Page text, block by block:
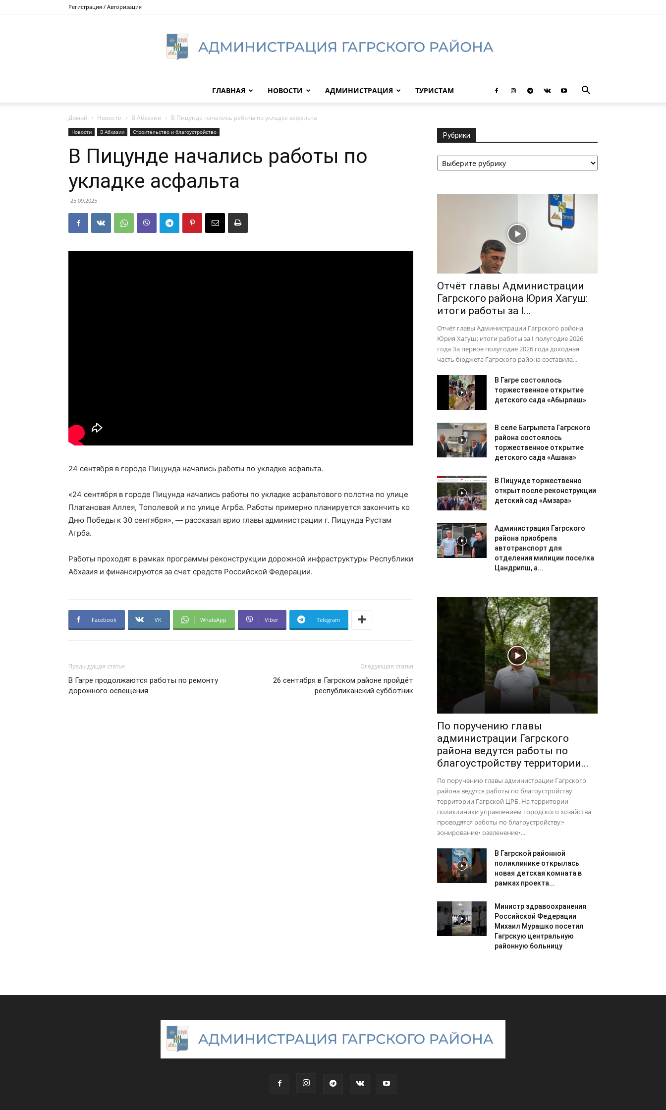
Регистрация / Авторизация
Гагрского
ГЛАВНАЯ НОВОСТИ АДМИНИСТРАЦИЯ ТУРИСТАМ
Домой Новости В Абхазии В Пицунде начались работы по укладке асфальта
Новости В Абхазии Строительство и благоустройство
В Пицунде начались работы по
укладке асфальта
25.09.2025
24 сентября в городе Пицунда начались работы по укладке асфальта.
«24 сентября в городе Пицунда начались работы по укладке асфальтового полотна по улице
Платановая Аллея, Тополевой и по улице Агрба. Работы примерно планируется закончить ко
Дню Победы к 30 сентября», — рассказал врио главы администрации г. Пицунда Рустам
Агрба.
Работы проходят в рамках программы реконструкции дорожной инфраструктуры Республики
Абхазия и финансируются за счет средств Российской Федерации.
Facebook VK WhatsApp Viber Telegram
Предыдущая статья
В Гагре продолжаются работы по ремонту
дорожного освещения
Следующая статья
26 сентября в Гагрском районе пройдёт
республиканский субботник
Рубрики
Рубрики
Отчёт главы Администрации
Гагрского района Юрия Хагуш:
итоги работы за I...
Отчёт главы Администрации Гагрского района
Юрия Хагуш: итоги работы за I полугодие 2026
года За первое полугодие 2026 года доходная
часть бюджета Гагрского района составила...
В Гагре состоялось
торжественное открытие
детского сада «Абырлаш»
В селе Багрыпста Гагрского
района состоялось
торжественное открытие
детского сада «Ашана»
В Пицунде торжественно
открыт после реконструкции
детский сад «Амзара»
Администрация Гагрского
района приобрела
автотранспорт для
отделения милиции поселка
Цандрипш, а...
По поручению главы
администрации Гагрского
района ведутся работы по
благоустройству территории...
По поручению главы администрации Гагрского
района ведутся работы по благоустройству
территории Гагрской ЦРБ. На территории
поликлиники управлением городского хозяйства
проводятся работы по благоустройству:•
зонирование• озеленение•...
В Гагрской районной
поликлинике открылась
новая детская комната в
рамках проекта...
Министр здравоохранения
Российской Федерации
Михаил Мурашко посетил
Гагрскую центральную
районную больницу